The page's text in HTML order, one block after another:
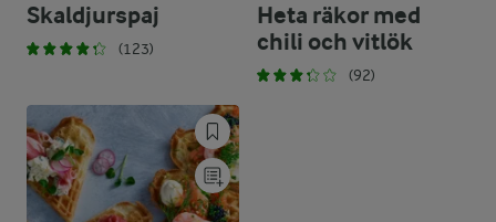
Skaldjurspaj
(123)
Heta räkor med
chili och vitlök
(92)